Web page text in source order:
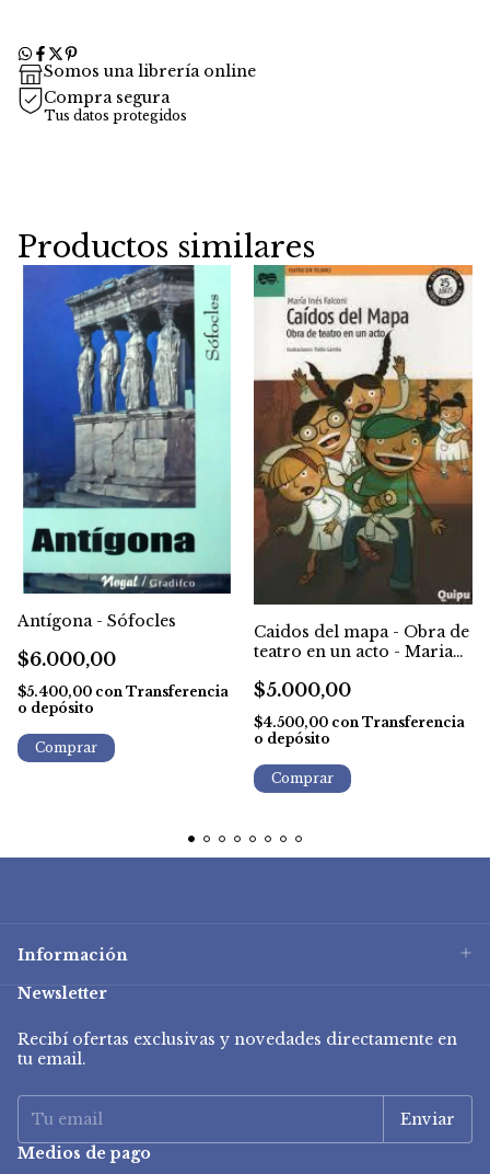
Somos una librería online
Compra segura
Tus datos protegidos
Productos similares
Antígona - Sófocles
$6.000,00
$5.400,00 con Transferencia
o depósito
Caidos del mapa - Obra de
teatro en un acto - Maria
$5.000,00
$4.500,00 con Transferencia
o depósito
Información
Newsletter
Recibí ofertas exclusivas y novedades directamente en
tu email.
Medios de pago